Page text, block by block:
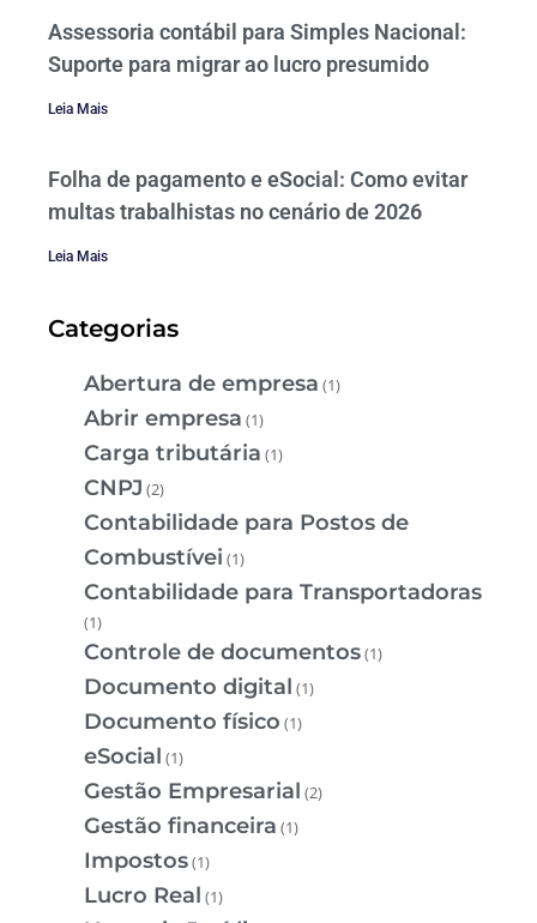
Assessoria contábil para Simples Nacional:
Suporte para migrar ao lucro presumido
Leia Mais
Folha de pagamento e eSocial: Como evitar
multas trabalhistas no cenário de 2026
Leia Mais
Categorias
Abertura de empresa (1)
Abrir empresa (1)
Carga tributária (1)
CNPJ (2)
Contabilidade para Postos de
Combustívei (1)
Contabilidade para Transportadoras
(1)
Controle de documentos(1)
Documento digital (1)
Documento físico (1)
eSocial (1)
Gestão Empresarial (2)
Gestão financeira (1)
Impostos(1)
Lucro Real (1)